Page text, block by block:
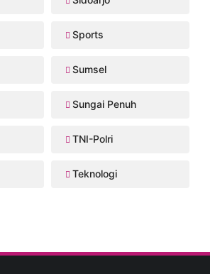
Sports
Sumsel
Sungai Penuh
TNI-Polri
Teknologi